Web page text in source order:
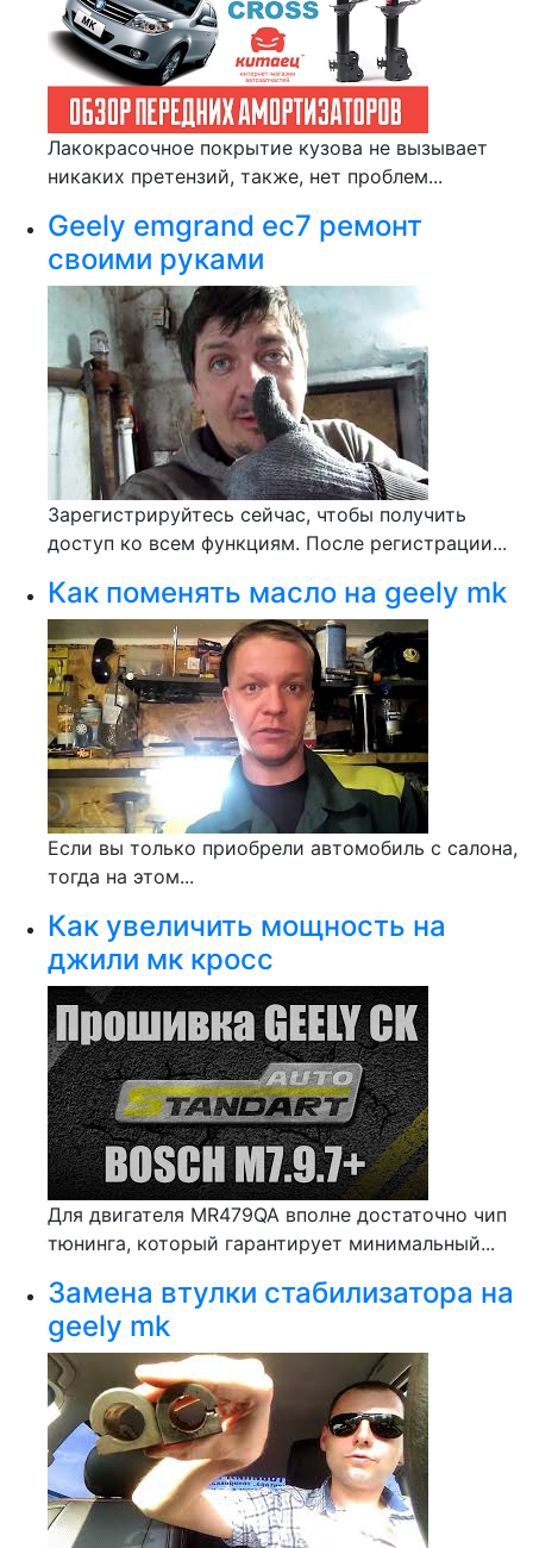
Лакокрасочное покрытие кузова не вызывает
никаких претензий, также, нет проблем...
Geely emgrand ec7 ремонт
своими руками
Зарегистрируйтесь сейчас, чтобы получить
доступ ко всем функциям. После регистрации...
Как поменять масло на geely mk
Если вы только приобрели автомобиль с салона,
тогда на этом...
Как увеличить мощность на
джили мк кросс
Для двигателя MR479QA вполне достаточно чип
тюнинга, который гарантирует минимальный...
Замена втулки стабилизатора на
geely mk